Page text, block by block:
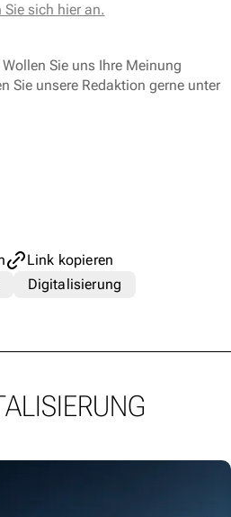
Sie sich hier an.
Sie uns Ihre Meinung
Sie unsere Redaktion gerne unter
Link kopieren
Digitalisierung